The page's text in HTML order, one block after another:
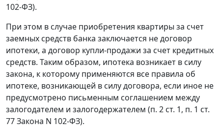
102-ФЗ).
При этом в случае приобретения квартиры за счет
заемных средств банка заключается не договор
ипотеки, а договор купли-продажи за счет кредитных
средств. Таким образом, ипотека возникает в силу
закона, к которому применяются все правила об
ипотеке, возникающей в силу договора, если иное не
предусмотрено письменным соглашением между
залогодателем и залогодержателем (п. 2 ст. 1, п. 1 ст.
77 Закона N 102-ФЗ).